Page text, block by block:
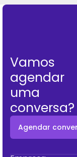
Vamos
agendar
uma
conversa?
Agendar